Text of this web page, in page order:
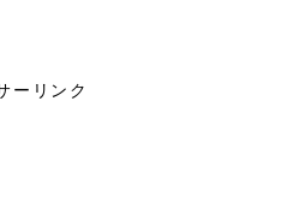
ーリンク